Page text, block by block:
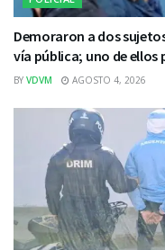
Demoraron a dos
vía pública; uno de
BY VDVM AGOSTO 4, 2026